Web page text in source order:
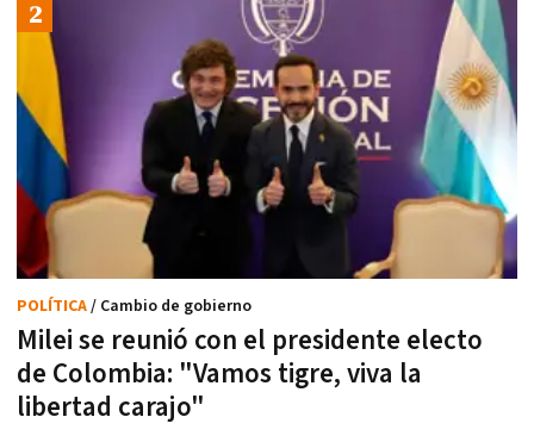
Milei se reunió con el presidente electo
de Colombia: "Vamos tigre, viva la
libertad carajo"
POLÍTICA/ Cambio de gobierno